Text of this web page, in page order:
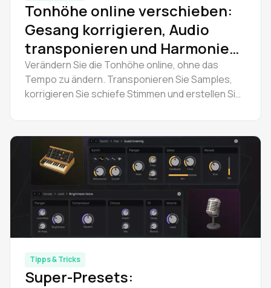
Tonhöhe online verschieben:
Gesang korrigieren, Audio
transponieren und Harmonien
erstellen
Verändern Sie die Tonhöhe online, ohne das
Tempo zu ändern. Transponieren Sie Samples,
korrigieren Sie schiefe Stimmen und erstellen Sie
Tipps & Tricks
Super-Presets: